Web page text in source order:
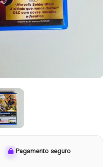
Pagamento seguro